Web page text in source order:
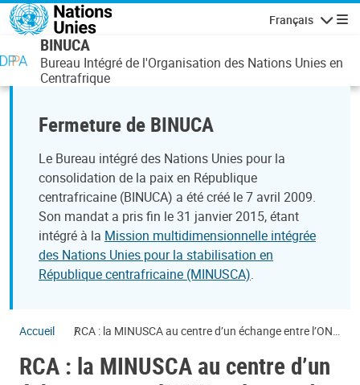
Aller au contenu principal
Français
BINUCA
Bureau Intégré de l'Organisation des Nations Unies en
Centrafrique
Fermeture de BINUCA
Le Bureau intégré des Nations Unies pour la
consolidation de la paix en République
centrafricaine (BINUCA) a été créé le 7 avril 2009.
Son mandat a pris fin le 31 janvier 2015, étant
intégré à la Mission multidimensionnelle intégrée
des Nations Unies pour la stabilisation en
République centrafricaine (MINUSCA).
Accueil
RCA : la MINUSCA au centre d’un échange entre l’ONU
RCA : la MINUSCA au centre d’un